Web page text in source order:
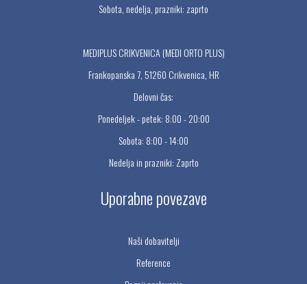
Sobota, nedelja, prazniki: zaprto
MEDIPLUS CRIKVENICA (MEDI ORTO PLUS)
Frankopanska 7, 51260 Crikvenica, HR
Delovni čas:
Ponedeljek - petek: 8:00 - 20:00
Sobota: 8:00 - 14:00
Nedelja in prazniki: Zaprto
Uporabne povezave
Naši dobavitelji
Reference